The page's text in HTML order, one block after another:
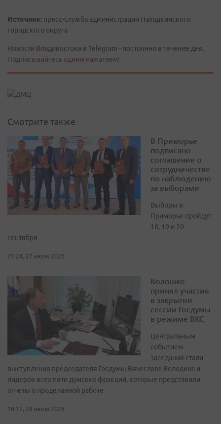
Источник: пресс-служба администрации Находкинского
городского округа
Новости Владивостока в Telegram - постоянно в течение дня.
Подписывайтесь одним нажатием!
Смотрите также
В Приморье
подписано
соглашение о
сотрудничестве
по наблюдению
за выборами
Выборы в
Приморье пройдут
18, 19 и 20
сентября
21:24, 27 июля 2026
Волошко
принял участие
в закрытии
сессии Госдумы
в режиме ВКС
Центральным
событием
заседания стали
выступления председателя Госдумы Вячеслава Володина и
лидеров всех пяти думских фракций, которые представили
отчеты о проделанной работе
10:17, 28 июля 2026